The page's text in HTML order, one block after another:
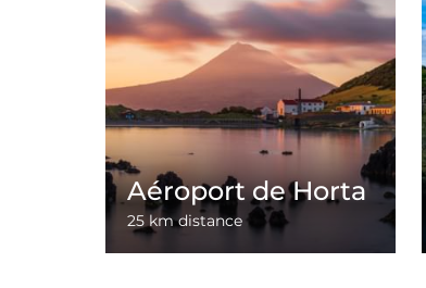
Aéroport de Horta
25 km distance